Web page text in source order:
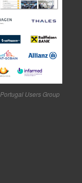
Users Group